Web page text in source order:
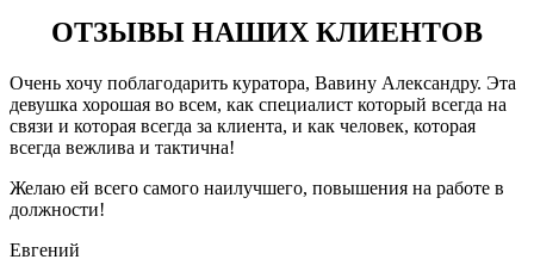
ОТЗЫВЫ НАШИХ КЛИЕНТОВ
Очень хочу поблагодарить куратора, Вавину Александру. Эта
девушка хорошая во всем, как специалист который всегда на
связи и которая всегда за клиента, и как человек, которая
всегда вежлива и тактична!
Желаю ей всего самого наилучшего, повышения на работе в
должности!
Евгений